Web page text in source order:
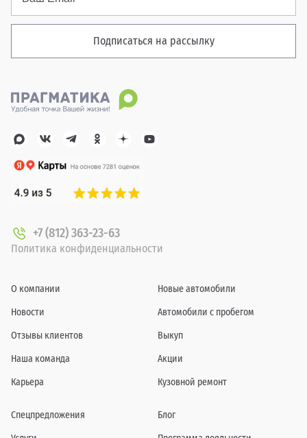
Подписаться на рассылку
+7 (812) 363-23-63
Политика конфиденциальности
О компании
Новости
Отзывы клиентов
Наша команда
Карьера
Новые автомобили
Автомобили с пробегом
Выкуп
Акции
Кузовной ремонт
Спецпредложения
Блог